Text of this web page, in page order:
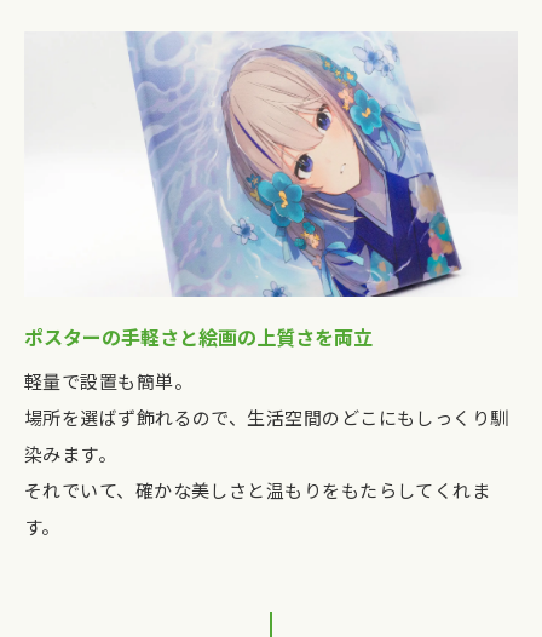
ポスターの手軽さと絵画の上質さを両立
軽量で設置も簡単。
場所を選ばず飾れるので、生活空間のどこにもしっくり馴
染みます。
それでいて、確かな美しさと温もりをもたらしてくれま
す。